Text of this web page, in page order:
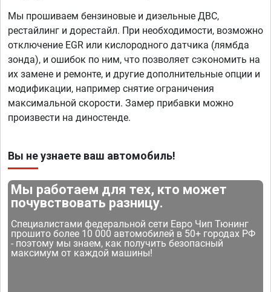
Мы прошиваем бензиновые и дизельные ДВС,
рестайлинг и дорестайл. При необходимости, возможно
отключение EGR или кислородного датчика (лямбда
зонда), и ошибок по ним, что позволяет сэкономить на
их замене и ремонте, и другие дополнительные опции и
модификации, например снятие ограничения
максимальной скорости. Замер прибавки можно
произвести на диностенде.
Вы не узнаете ваш автомобиль!
Мы работаем для тех, кто может
почувствовать разницу.
Специалистами федеральной сети Евро Чип Тюнинг
прошито более 10 000 автомобилей в 50+ городах РФ
- поэтому мы знаем, как получить безопасный
максимум от каждой машины!